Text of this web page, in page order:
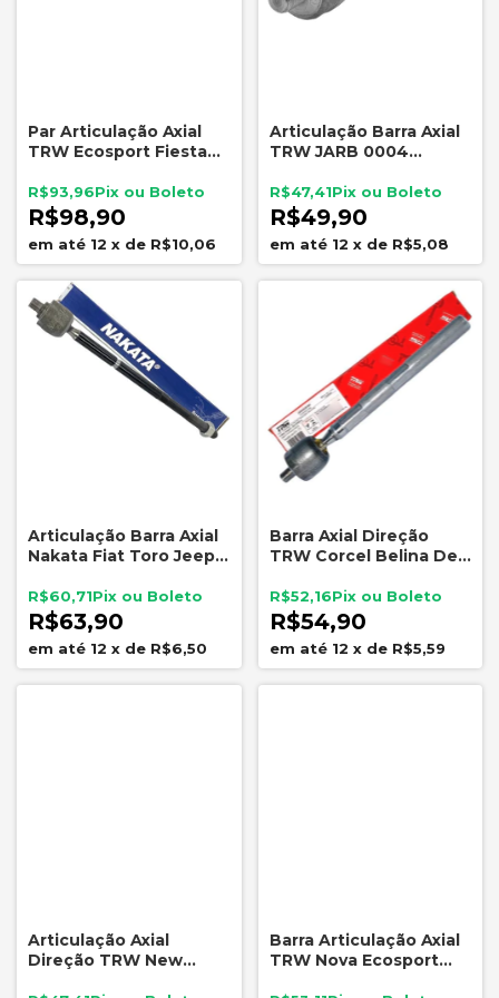
Par Articulação Axial
TRW Ecosport Fiesta
Hidráulica
R$98,90
R$93,96
12 x de R$10,06
Articulação Barra Axial
TRW JARB 0004
Direção Hidráulica
R$49,90
R$47,41
12 x de R$5,08
Articulação Barra Axial
Nakata Fiat Toro Jeep
Flex
R$63,90
R$60,71
12 x de R$6,50
Barra Axial Direção
TRW Corcel Belina Del
R$54,90
R$52,16
12 x de R$5,59
Articulação Axial
Direção TRW New
Barra Articulação Axial
TRW Nova Ecosport